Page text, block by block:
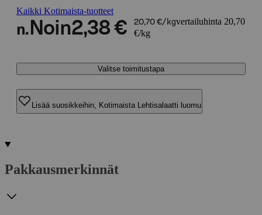
Kaikki Kotimaista-tuotteet
n. Noin2,38 € 20,70 €/kgvertailuhinta 20,70
€/kg
Valitse toimitustapa
Lisää suosikkeihin, Kotimaista Lehtisalaatti luomu
Pakkausmerkinnät